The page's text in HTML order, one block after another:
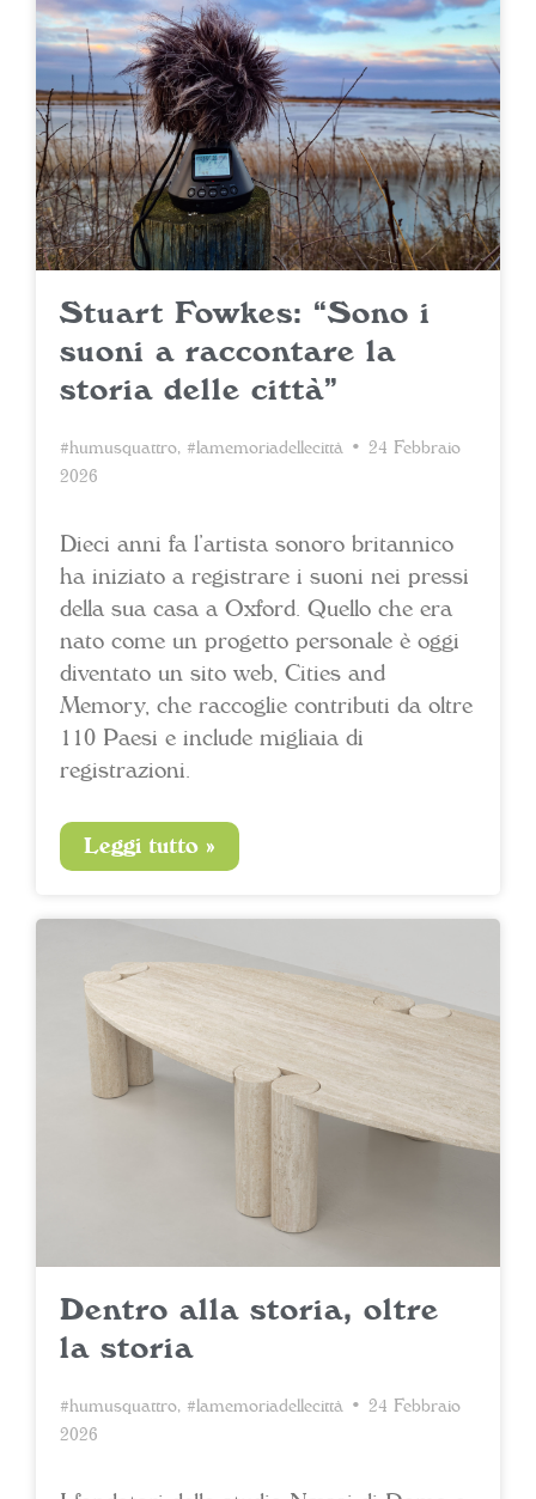
Stuart Fowkes: “Sono i
suoni a raccontare la
storia delle città”
#humusquattro, #lamemoriadellecittà • 24 Febbraio
2026
Dieci anni fa l’artista sonoro britannico
ha iniziato a registrare i suoni nei pressi
della sua casa a Oxford. Quello che era
nato come un progetto personale è oggi
diventato un sito web, Cities and
Memory, che raccoglie contributi da oltre
110 Paesi e include migliaia di
registrazioni.
Leggi tutto »
Dentro alla storia, oltre
la storia
#humusquattro, #lamemoriadellecittà • 24 Febbraio
2026